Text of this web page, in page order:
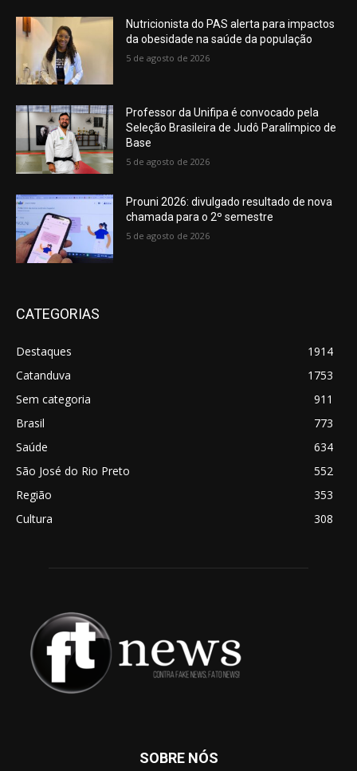
Nutricionista do PAS alerta para impactos
da obesidade na saúde da população
5 de agosto de 2026
Professor da Unifipa é convocado pela
Seleção Brasileira de Judô Paralímpico de
Base
5 de agosto de 2026
Prouni 2026: divulgado resultado de nova
chamada para o 2º semestre
5 de agosto de 2026
CATEGORIAS
Destaques
1914
Catanduva
1753
Sem categoria
911
Brasil
773
Saúde
634
São José do Rio Preto
552
Região
353
Cultura
308
SOBRE NÓS